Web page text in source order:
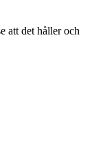
att det håller och